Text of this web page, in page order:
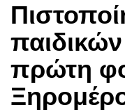
πρώτη